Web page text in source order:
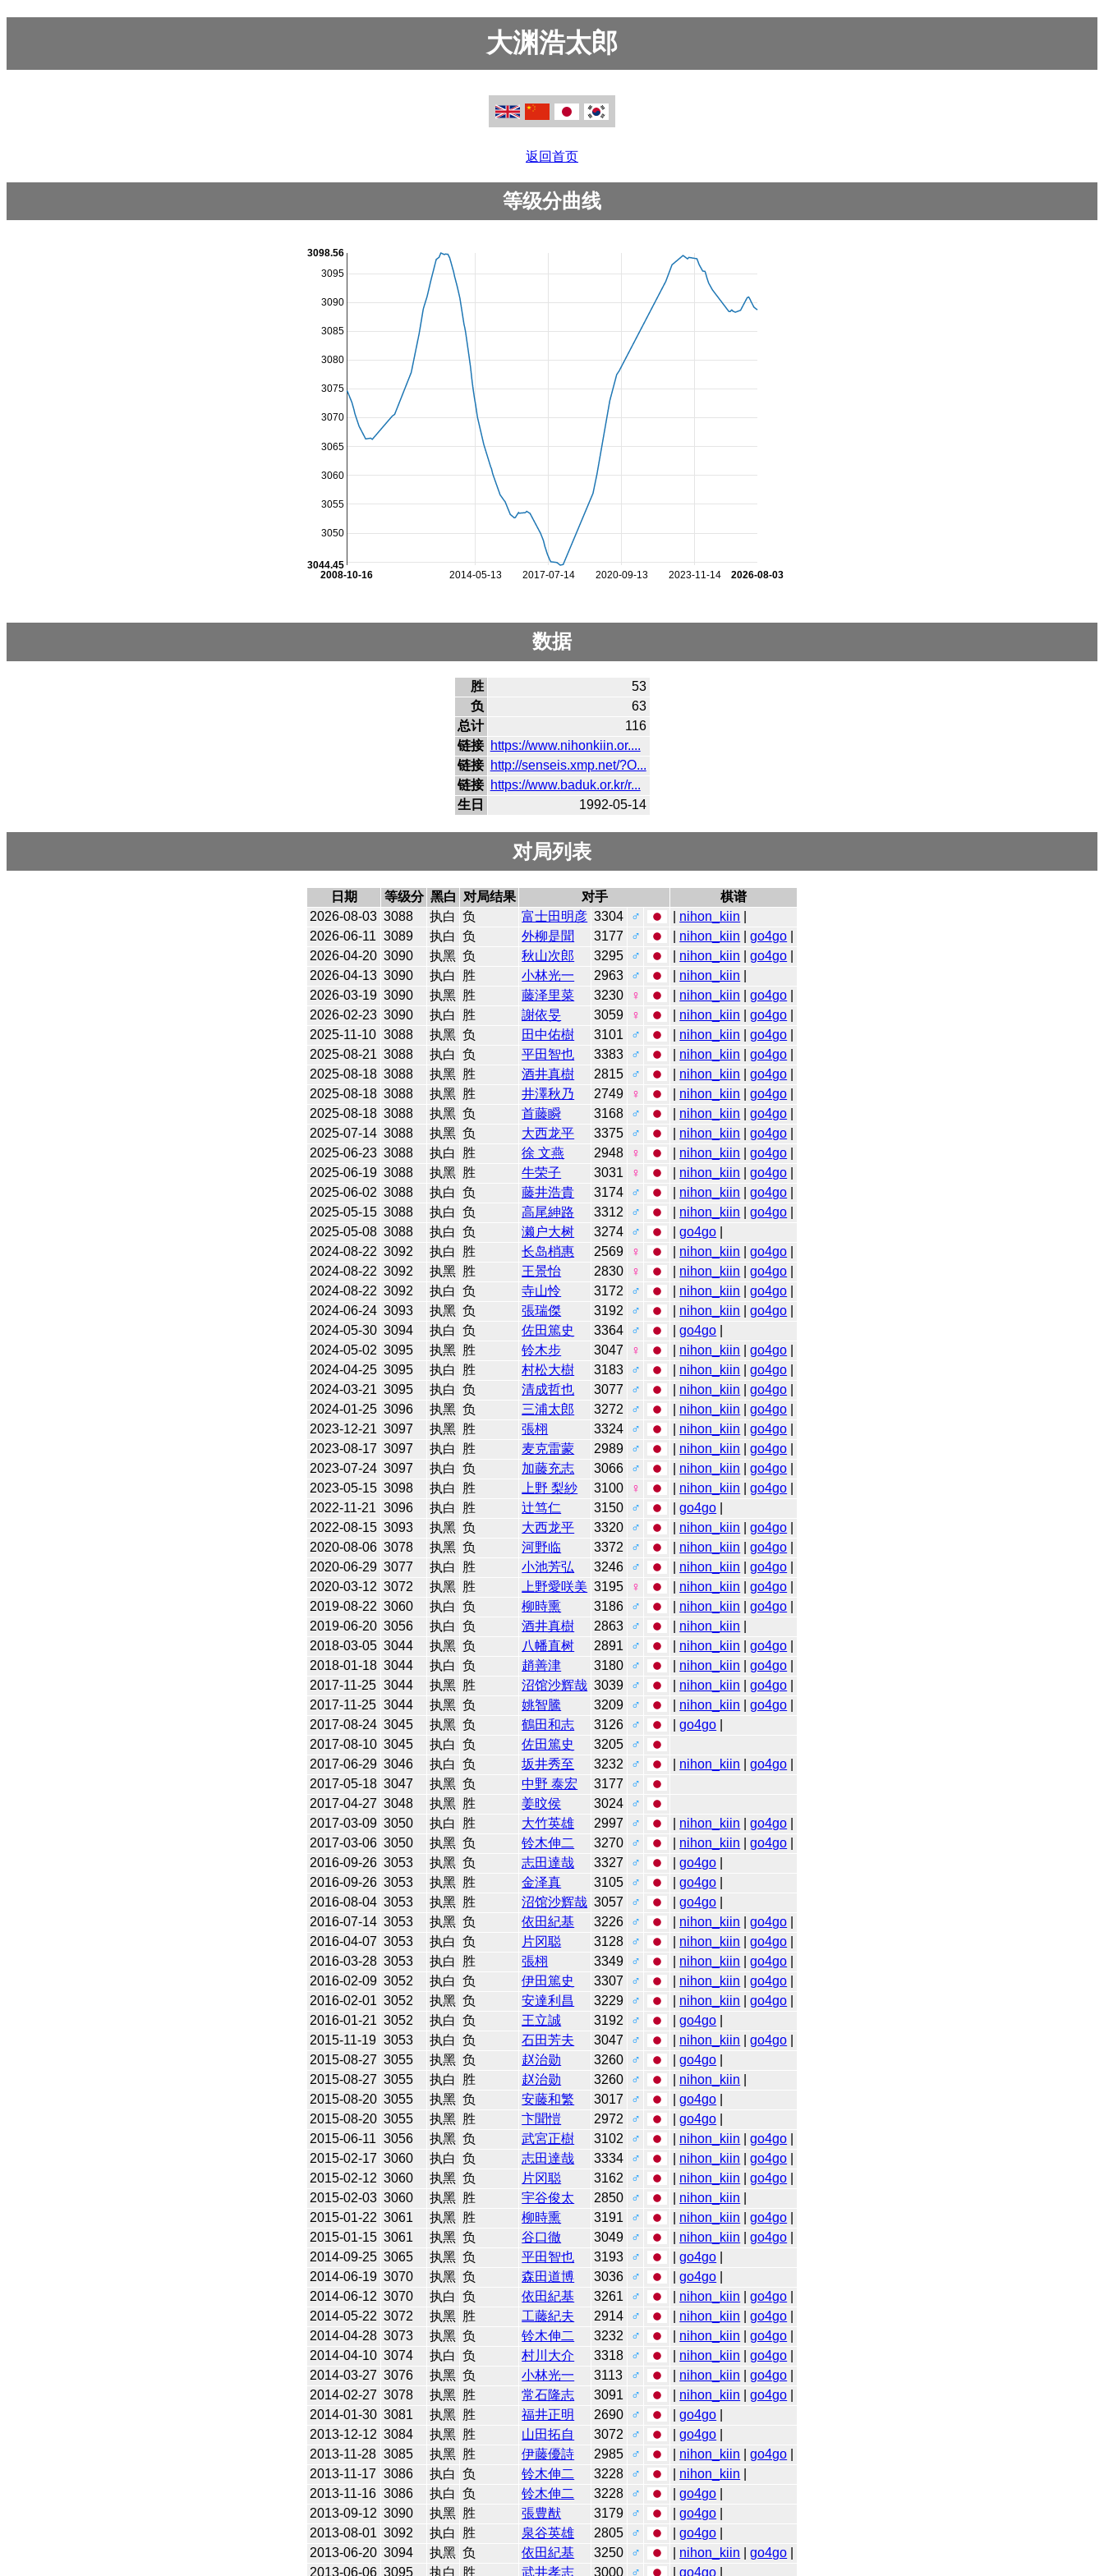
大渊浩太郎
返回首页
等级分曲线
2014-05-13 2017-07-14 2020-09-13 2023-11-14
2008-10-16 2026-08-03
3050
3055
3060
3065
3070
3075
3080
3085
3090
3095
3044.45
3098.56
数据
胜
53
负
63
总计
116
链接 https://www.nihonkiin.or....
链接 http://senseis.xmp.net/?O...
链接 https://www.baduk.or.kr/r...
生日
1992-05-14
对局列表
日期 等级分 黑白 对局结果 对手
棋谱
2026-08-03 3088 执白 负 富士田明彦 3304 ♂ nihon_kiin
2026-06-11 3089 执白 负 外柳是聞 3177 ♂ nihon_kiin |go4go
2026-04-20 3090 执黑 负 秋山次郎 3295 ♂ nihon_kiin |go4go
2026-04-13 3090 执白 胜 小林光一 2963 ♂ nihon_kiin
2026-03-19 3090 执黑 胜 藤泽里菜 3230 ♀ nihon_kiin |go4go
2026-02-23 3090 执白 胜 謝依旻 3059 ♀ nihon_kiin |go4go
2025-11-10 3088 执黑 负 田中佑樹 3101 ♂ nihon_kiin |go4go
2025-08-21 3088 执白 负 平田智也 3383 ♂ nihon_kiin |go4go
2025-08-18 3088 执黑 胜 酒井真樹 2815 ♂ nihon_kiin |go4go
2025-08-18 3088 执黑 胜 井澤秋乃 2749 ♀ nihon_kiin |go4go
2025-08-18 3088 执黑 负 首藤瞬 3168 ♂ nihon_kiin |go4go
2025-07-14 3088 执黑 负 大西龙平 3375 ♂ nihon_kiin |go4go
2025-06-23 3088 执白 胜 徐 文燕 2948 ♀ nihon_kiin |go4go
2025-06-19 3088 执黑 胜 牛荣子 3031 ♀ nihon_kiin |go4go
2025-06-02 3088 执白 负 藤井浩貴 3174 ♂ nihon_kiin |go4go
2025-05-15 3088 执白 负 高尾紳路 3312 ♂ nihon_kiin |go4go
2025-05-08 3088 执白 负 濑户大树 3274 ♂ |go4go
2024-08-22 3092 执白 胜 长岛梢惠 2569 ♀ nihon_kiin |go4go
2024-08-22 3092 执黑 胜 王景怡 2830 ♀ nihon_kiin |go4go
2024-08-22 3092 执白 负 寺山怜 3172 ♂ nihon_kiin |go4go
2024-06-24 3093 执黑 负 張瑞傑 3192 ♂ nihon_kiin |go4go
2024-05-30 3094 执白 负 佐田篤史 3364 ♂ |go4go
2024-05-02 3095 执黑 胜 铃木步 3047 ♀ nihon_kiin |go4go
2024-04-25 3095 执白 胜 村松大樹 3183 ♂ nihon_kiin |go4go
2024-03-21 3095 执白 负 清成哲也 3077 ♂ nihon_kiin |go4go
2024-01-25 3096 执黑 负 三浦太郎 3272 ♂ nihon_kiin |go4go
2023-12-21 3097 执黑 胜 張栩 3324 ♂ nihon_kiin |go4go
2023-08-17 3097 执白 胜 麦克雷蒙 2989 ♂ nihon_kiin |go4go
2023-07-24 3097 执白 负 加藤充志 3066 ♂ nihon_kiin |go4go
2023-05-15 3098 执白 胜 上野 梨紗 3100 ♀ nihon_kiin |go4go
2022-11-21 3096 执白 胜 辻笃仁 3150 ♂ |go4go
2022-08-15 3093 执黑 负 大西龙平 3320 ♂ nihon_kiin |go4go
2020-08-06 3078 执黑 负 河野临 3372 ♂ nihon_kiin |go4go
2020-06-29 3077 执白 胜 小池芳弘 3246 ♂ nihon_kiin |go4go
2020-03-12 3072 执黑 胜 上野愛咲美 3195 ♀ nihon_kiin |go4go
2019-08-22 3060 执白 负 柳時熏 3186 ♂ nihon_kiin |go4go
2019-06-20 3056 执白 负 酒井真樹 2863 ♂ nihon_kiin
2018-03-05 3044 执黑 负 八幡直树 2891 ♂ nihon_kiin |go4go
2018-01-18 3044 执白 负 趙善津 3180 ♂ nihon_kiin |go4go
2017-11-25 3044 执黑 胜 沼馆沙辉哉 3039 ♂ nihon_kiin |go4go
2017-11-25 3044 执黑 负 姚智騰 3209 ♂ nihon_kiin |go4go
2017-08-24 3045 执黑 负 鶴田和志 3126 ♂ |go4go
2017-08-10 3045 执白 负 佐田篤史 3205
♂
2017-06-29 3046 执白 负 坂井秀至 3232 ♂ nihon_kiin |go4go
2017-05-18 3047 执黑 负 中野 泰宏 3177
♂
2017-04-27 3048 执黑 胜 姜旼侯 3024
♂
2017-03-09 3050 执白 胜 大竹英雄 2997 ♂ nihon_kiin |go4go
2017-03-06 3050 执黑 负 铃木伸二 3270 ♂ nihon_kiin |go4go
2016-09-26 3053 执黑 负 志田達哉 3327 ♂ |go4go
2016-09-26 3053 执黑 胜 金泽真 3105 ♂ |go4go
2016-08-04 3053 执黑 胜 沼馆沙辉哉 3057 ♂ |go4go
2016-07-14 3053 执黑 负 依田紀基 3226 ♂ nihon_kiin |go4go
2016-04-07 3053 执白 负 片冈聪 3128 ♂ nihon_kiin |go4go
2016-03-28 3053 执白 胜 張栩 3349 ♂ nihon_kiin |go4go
2016-02-09 3052 执白 负 伊田篤史 3307 ♂ nihon_kiin |go4go
2016-02-01 3052 执黑 负 安達利昌 3229 ♂ nihon_kiin |go4go
2016-01-21 3052 执白 负 王立誠 3192 ♂ |go4go
2015-11-19 3053 执白 负 石田芳夫 3047 ♂ nihon_kiin |go4go
2015-08-27 3055 执黑 负 赵治勋 3260 ♂ |go4go
2015-08-27 3055 执白 胜 赵治勋 3260 ♂ nihon_kiin
2015-08-20 3055 执黑 负 安藤和繁 3017 ♂ |go4go
2015-08-20 3055 执黑 胜 卞聞愷 2972 ♂ |go4go
2015-06-11 3056 执黑 负 武宮正樹 3102 ♂ nihon_kiin |go4go
2015-02-17 3060 执白 负 志田達哉 3334 ♂ nihon_kiin |go4go
2015-02-12 3060 执黑 负 片冈聪 3162 ♂ nihon_kiin |go4go
2015-02-03 3060 执黑 胜 宇谷俊太 2850 ♂ nihon_kiin
2015-01-22 3061 执黑 胜 柳時熏 3191 ♂ nihon_kiin |go4go
2015-01-15 3061 执黑 负 谷口徹 3049 ♂ nihon_kiin |go4go
2014-09-25 3065 执黑 负 平田智也 3193 ♂ |go4go
2014-06-19 3070 执黑 负 森田道博 3036 ♂ |go4go
2014-06-12 3070 执白 负 依田紀基 3261 ♂ nihon_kiin |go4go
2014-05-22 3072 执黑 胜 工藤紀夫 2914 ♂ nihon_kiin |go4go
2014-04-28 3073 执黑 负 铃木伸二 3232 ♂ nihon_kiin |go4go
2014-04-10 3074 执白 负 村川大介 3318 ♂ nihon_kiin |go4go
2014-03-27 3076 执黑 负 小林光一 3113 ♂ nihon_kiin |go4go
2014-02-27 3078 执黑 胜 常石隆志 3091 ♂ nihon_kiin |go4go
2014-01-30 3081 执黑 胜 福井正明 2690 ♂ |go4go
2013-12-12 3084 执黑 胜 山田拓自 3072 ♂ |go4go
2013-11-28 3085 执黑 胜 伊藤優詩 2985 ♂ nihon_kiin |go4go
2013-11-17 3086 执白 负 铃木伸二 3228 ♂ nihon_kiin
2013-11-16 3086 执白 负 铃木伸二 3228 ♂ |go4go
2013-09-12 3090 执黑 胜 張豊猷 3179 ♂ |go4go
2013-08-01 3092 执白 胜 泉谷英雄 2805 ♂ |go4go
2013-06-20 3094 执黑 负 依田紀基 3250 ♂ nihon_kiin |go4go
2013-06-06 3095 执白 胜 武井孝志 3000 ♂ |go4go